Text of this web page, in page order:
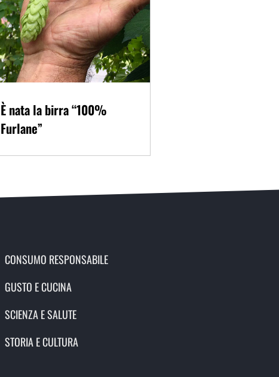
È nata la birra “100%
Furlane”
CONSUMO RESPONSABILE
GUSTO E CUCINA
SCIENZA E SALUTE
STORIA E CULTURA